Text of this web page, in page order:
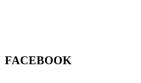
FACEBOOK